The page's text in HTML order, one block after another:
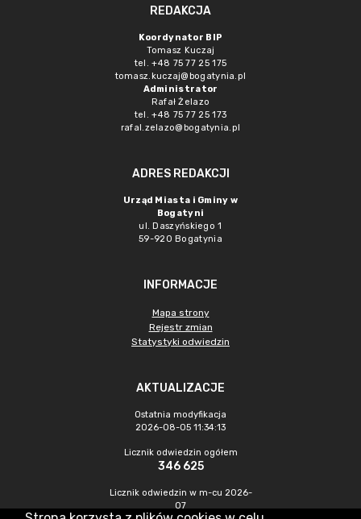
REDAKCJA
Koordynator BIP
Tomasz Kuczaj
tel. +48 75 77 25 175
tomasz.kuczaj@bogatynia.pl
Administrator
Rafał Żelazo
tel. +48 75 77 25 173
rafal.zelazo@bogatynia.pl
ADRES REDAKCJI
Urząd Miasta i Gminy w
Bogatyni
ul. Daszyńskiego 1
59-920 Bogatynia
INFORMACJE
Mapa strony
Rejestr zmian
Statystyki odwiedzin
AKTUALIZACJE
Ostatnia modyfikacja
2026-08-05 11:34:13
Licznik odwiedzin ogółem
346 625
Licznik odwiedzin w m-cu 2026-
07